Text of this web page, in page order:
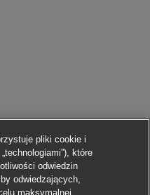
pliki cookie i
które
odwiedzin
odwiedzających,
maksymalnej